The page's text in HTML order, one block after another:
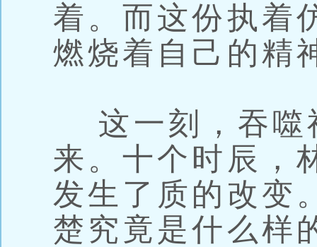
着。而这份执着
燃烧着自己的精
这一刻，吞噬
来。十个时辰，
发生了质的改变
楚究竟是什么样